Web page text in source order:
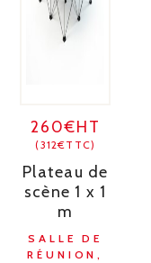
260€HT
(312€TTC)
Plateau de
scène 1 x 1
m
SALLE DE
RÉUNION,